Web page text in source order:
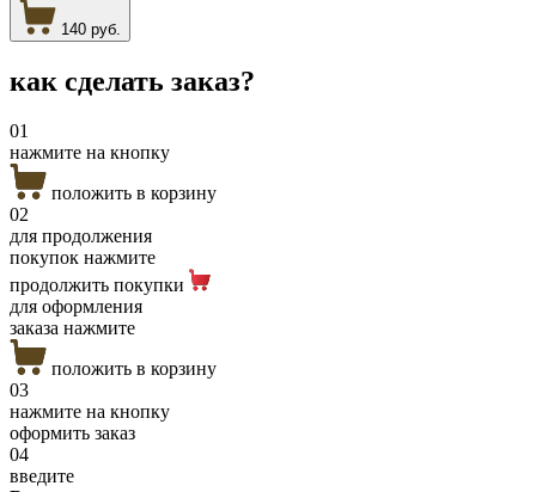
140 руб.
как сделать заказ?
01
нажмите на кнопку
положить в корзину
02
для продолжения
покупок нажмите
продолжить покупки
для оформления
заказа нажмите
положить в корзину
03
нажмите на кнопку
оформить заказ
04
введите